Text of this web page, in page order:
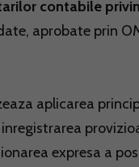
contabile
aprobate prin
aplicarea
expresa a